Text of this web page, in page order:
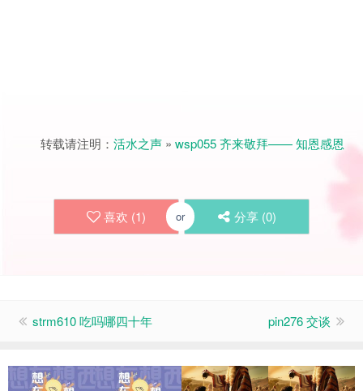
转载请注明： 活水之声 » wsp055 齐来敬拜—— 知恩感恩
喜欢 (1) or 分享 (0)
strm610 吃吗哪四十年 pin276 交谈